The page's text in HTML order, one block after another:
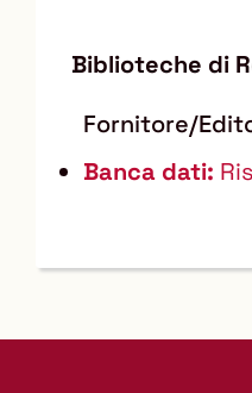
Biblioteche di
Fornitore/
Banca dati: